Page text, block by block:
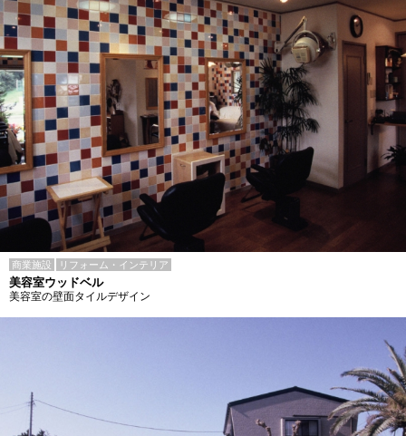
商業施設 リフォーム・インテリア
美容室ウッドベル
美容室の壁面タイルデザイン